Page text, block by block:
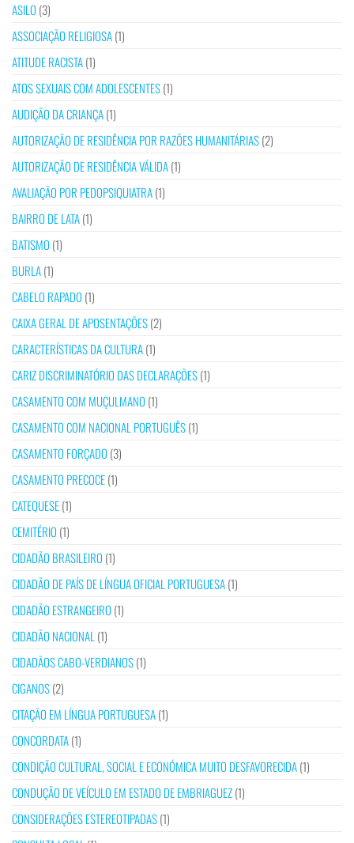
ASILO (3)
ASSOCIAÇÃO RELIGIOSA(1)
ATITUDE RACISTA(1)
ATOS SEXUAIS COM ADOLESCENTES(1)
AUDIÇÃO DA CRIANÇA(1)
AUTORIZAÇÃO DE RESIDÊNCIA POR RAZÕES HUMANITÁRIAS(2)
AUTORIZAÇÃO DE RESIDÊNCIA VÁLIDA(1)
AVALIAÇÃO POR PEDOPSIQUIATRA(1)
BAIRRO DE LATA(1)
BATISMO (1)
BURLA(1)
CABELO RAPADO (1)
CAIXA GERAL DE APOSENTAÇÕES(2)
CARACTERÍSTICAS DA CULTURA(1)
CARIZ DISCRIMINATÓRIO DAS DECLARAÇÕES(1)
CASAMENTO COM MUÇULMANO (1)
CASAMENTO COM NACIONAL PORTUGUÊS(1)
CASAMENTO FORÇADO (3)
CASAMENTO PRECOCE(1)
CATEQUESE(1)
CEMITÉRIO (1)
CIDADÃO BRASILEIRO (1)
CIDADÃO DE PAÍS DE LÍNGUA OFICIAL PORTUGUESA(1)
CIDADÃO ESTRANGEIRO (1)
CIDADÃO NACIONAL (1)
CIDADÃOS CABO-VERDIANOS(1)
CIGANOS(2)
CITAÇÃO EM LÍNGUA PORTUGUESA(1)
CONCORDATA(1)
CONDIÇÃO CULTURAL, SOCIAL E ECONÓMICA MUITO DESFAVORECIDA(1)
CONDUÇÃO DE VEÍCULO EM ESTADO DE EMBRIAGUEZ(1)
CONSIDERAÇÕES ESTEREOTIPADAS(1)